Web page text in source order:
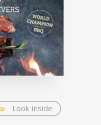
Look Inside